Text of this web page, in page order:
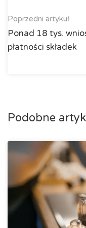
Poprzedni artykuł
Ponad 18 tys.
płatności składek
Podobne